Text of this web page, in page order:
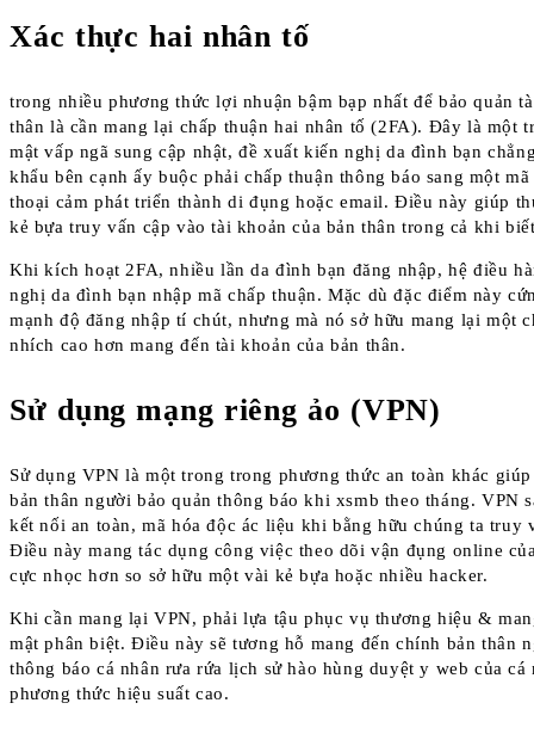
Xác thực hai nhân tố
trong nhiều phương thức lợi nhuận bậm bạp nhất để bảo quản
thân là cần mang lại chấp thuận hai nhân tố (2FA). Đây là một
mật vấp ngã sung cập nhật, đề xuất kiến nghị da đình bạn
khẩu bên cạnh ấy buộc phải chấp thuận thông báo sang một
thoại cảm phát triển thành di đụng hoặc email. Điều này giúp
kẻ bựa truy vấn cập vào tài khoản của bản thân trong cả khi
Khi kích hoạt 2FA, nhiều lần da đình bạn đăng nhập, hệ điều
nghị da đình bạn nhập mã chấp thuận. Mặc dù đặc điểm này
mạnh độ đăng nhập tí chút, nhưng mà nó sở hữu mang lại một
nhích cao hơn mang đến tài khoản của bản thân.
Sử dụng mạng riêng ảo (VPN)
Sử dụng VPN là một trong trong phương thức an toàn khác
bản thân người bảo quản thông báo khi xsmb theo tháng. VPN
kết nối an toàn, mã hóa độc ác liệu khi bằng hữu chúng ta truy
Điều này mang tác dụng công việc theo dõi vận đụng online
cực nhọc hơn so sở hữu một vài kẻ bựa hoặc nhiều hacker.
Khi cần mang lại VPN, phải lựa tậu phục vụ thương hiệu &
mật phân biệt. Điều này sẽ tương hỗ mang đến chính bản thân
thông báo cá nhân rưa rứa lịch sử hào hùng duyệt y web của cá
phương thức hiệu suất cao.